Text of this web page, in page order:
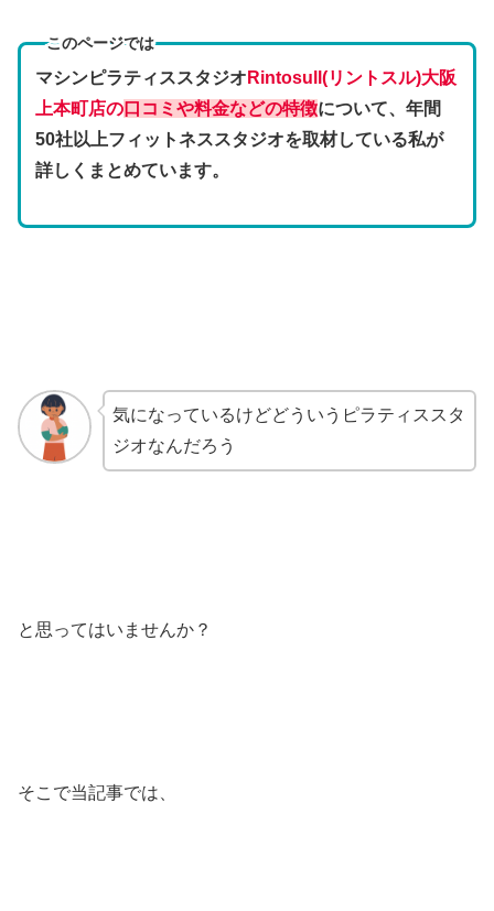
このページでは
マシンピラティススタジオ Rintosull(リントスル)大阪
上本町店の口コミや料金などの特徴について、年間
50社以上フィットネススタジオを取材している私が
詳しくまとめています。
気になっているけどどういうピラティススタ
ジオなんだろう
と思ってはいませんか？
そこで当記事では、